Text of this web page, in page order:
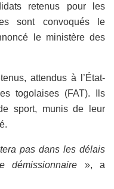
retenus pour les
sont convoqués le
le ministère des
attendus à l’État-
togolaises (FAT). Ils
sport, munis de leur
pas dans les délais
démissionnaire », a